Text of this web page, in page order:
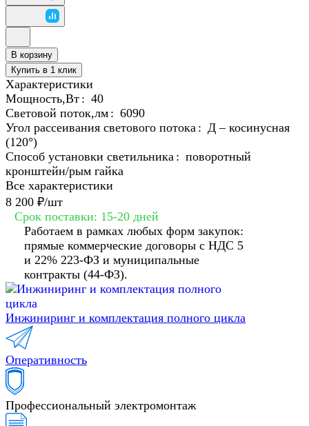
В корзину
Купить в 1 клик
Характеристики
Мощность,Вт : 40
Световой поток,лм : 6090
Угол рассеивания светового потока : Д – косинусная
(120°)
Способ установки светильника : поворотный
кронштейн/рым гайка
Все характеристики
8 200 ₽/шт
Срок поставки: 15-20 дней
Работаем в рамках любых форм закупок:
прямые коммерческие договоры с НДС 5
и 22% 223-ФЗ и муниципальные
контракты (44-ФЗ).
Инжиниринг и комплектация полного цикла
Оперативность
Профессиональный электромонтаж